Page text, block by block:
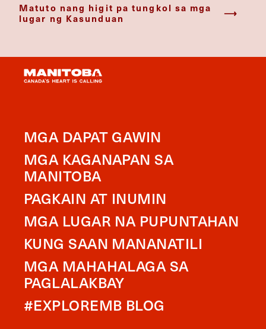
Matuto nang higit pa tungkol sa mga
lugar ng Kasunduan
MGA DAPAT GAWIN
MGA KAGANAPAN SA
MANITOBA
PAGKAIN AT INUMIN
MGA LUGAR NA PUPUNTAHAN
KUNG SAAN MANANATILI
MGA MAHAHALAGA SA
PAGLALAKBAY
#EXPLOREMB BLOG